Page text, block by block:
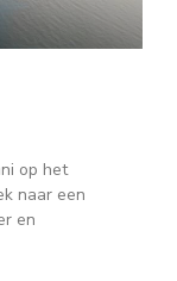
op het
naar een
en